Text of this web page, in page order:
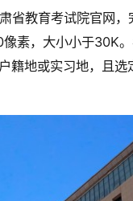
省教育考试院官网
素，大小小于30K
籍地或实习地，且